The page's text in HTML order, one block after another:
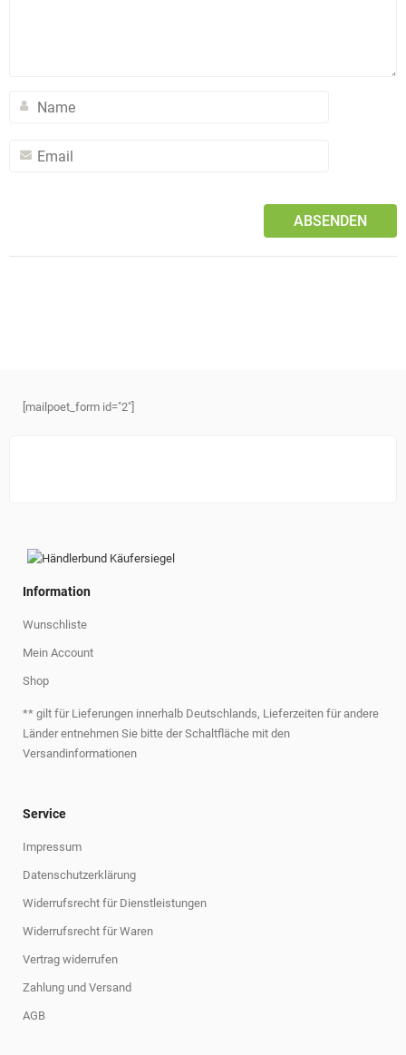
[mailpoet_form id="2"]
Information
Wunschliste
Mein Account
Shop
** gilt für Lieferungen innerhalb Deutschlands, Lieferzeiten für andere
Länder entnehmen Sie bitte der Schaltfläche mit den
Versandinformationen
Service
Impressum
Datenschutzerklärung
Widerrufsrecht für Dienstleistungen
Widerrufsrecht für Waren
Vertrag widerrufen
Zahlung und Versand
AGB